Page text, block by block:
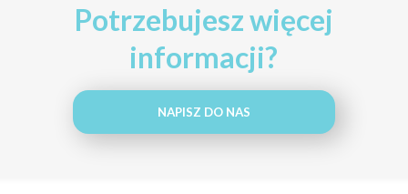
Potrzebujesz więcej
informacji?
NAPISZ DO NAS